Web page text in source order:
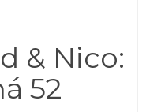
& Nico:
52